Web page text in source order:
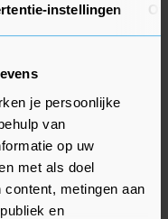
instellingen
je persoonlijke
van
op uw
met als doel
metingen aan
en